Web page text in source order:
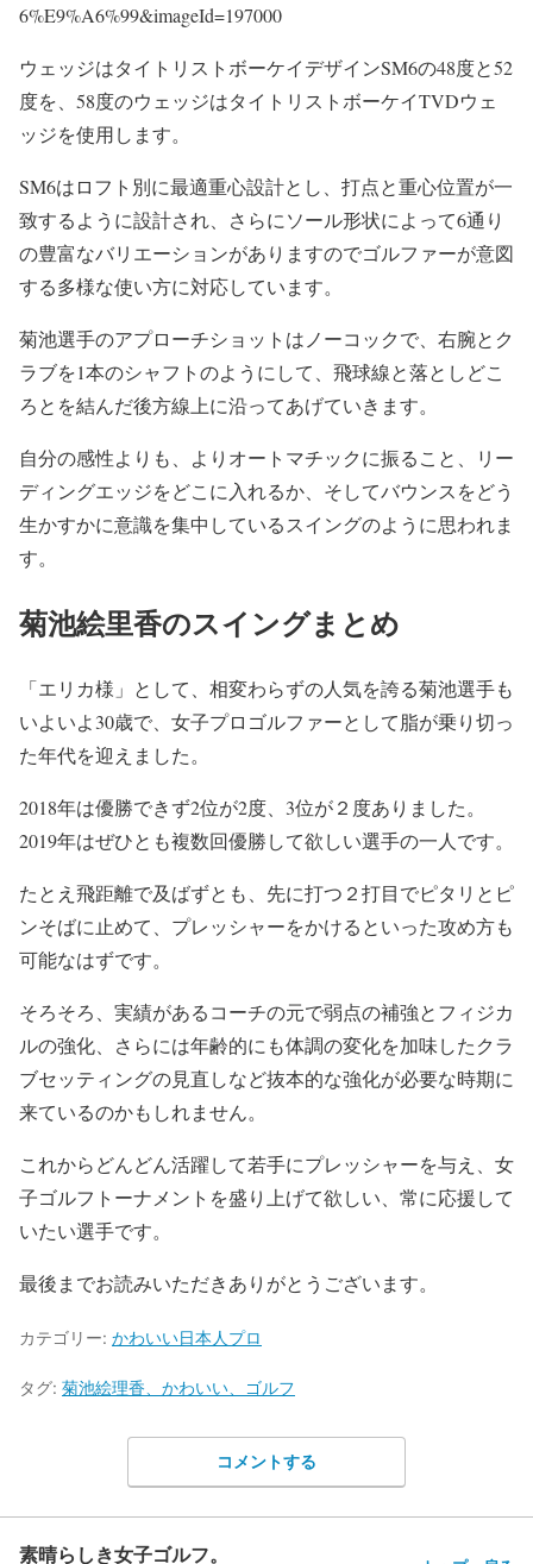
6%E9%A6%99&imageId=197000
ウェッジはタイトリストボーケイデザインSM6の48度と52
度を、58度のウェッジはタイトリストボーケイTVDウェ
ッジを使用します。
SM6はロフト別に最適重心設計とし、打点と重心位置が一
致するように設計され、さらにソール形状によって6通り
の豊富なバリエーションがありますのでゴルファーが意図
する多様な使い方に対応しています。
菊池選手のアプローチショットはノーコックで、右腕とク
ラブを1本のシャフトのようにして、飛球線と落としどこ
ろとを結んだ後方線上に沿ってあげていきます。
自分の感性よりも、よりオートマチックに振ること、リー
ディングエッジをどこに入れるか、そしてバウンスをどう
生かすかに意識を集中しているスイングのように思われま
す。
菊池絵里香のスイングまとめ
「エリカ様」として、相変わらずの人気を誇る菊池選手も
いよいよ30歳で、女子プロゴルファーとして脂が乗り切っ
た年代を迎えました。
2018年は優勝できず2位が2度、3位が２度ありました。
2019年はぜひとも複数回優勝して欲しい選手の一人です。
たとえ飛距離で及ばずとも、先に打つ２打目でピタリとピ
ンそばに止めて、プレッシャーをかけるといった攻め方も
可能なはずです。
そろそろ、実績があるコーチの元で弱点の補強とフィジカ
ルの強化、さらには年齢的にも体調の変化を加味したクラ
ブセッティングの見直しなど抜本的な強化が必要な時期に
来ているのかもしれません。
これからどんどん活躍して若手にプレッシャーを与え、女
子ゴルフトーナメントを盛り上げて欲しい、常に応援して
いたい選手です。
最後までお読みいただきありがとうございます。
カテゴリー: かわいい日本人プロ
タグ: 菊池絵理香、かわいい、ゴルフ
コメントする
素晴らしき女子ゴルフ。